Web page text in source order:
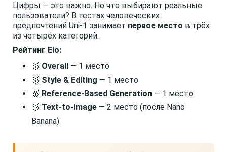
Цифры — это важно. Но что выбирают реальные
пользователи? В тестах человеческих
предпочтений Uni-1 занимает первое место в трёх
из четырёх категорий.
Рейтинг Elo:
🥇 Overall — 1 место
🥇 Style & Editing — 1 место
🥇 Reference-Based Generation — 1 место
🥈 Text-to-Image — 2 место (после Nano
Banana)